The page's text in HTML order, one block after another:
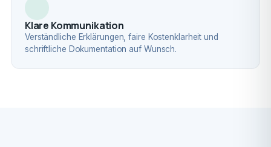
Klare Kommunikation
Verständliche Erklärungen, faire Kostenklarheit und
schriftliche Dokumentation auf Wunsch.